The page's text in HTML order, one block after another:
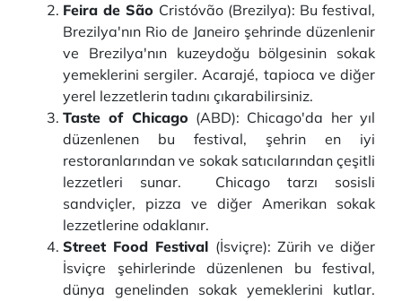
Feira de São Cristóvão (Brezilya): Bu festival,
Brezilya'nın Rio de Janeiro şehrinde düzenlenir
ve Brezilya'nın kuzeydoğu bölgesinin sokak
yemeklerini sergiler. Acarajé, tapioca ve diğer
yerel lezzetlerin tadını çıkarabilirsiniz.
Taste of Chicago (ABD): Chicago'da her yıl
düzenlenen bu festival, şehrin en iyi
restoranlarından ve sokak satıcılarından çeşitli
lezzetleri sunar. Chicago tarzı sosisli
sandviçler, pizza ve diğer Amerikan sokak
lezzetlerine odaklanır.
Street Food Festival (İsviçre): Zürih ve diğer
İsviçre şehirlerinde düzenlenen bu festival,
dünya genelinden sokak yemeklerini kutlar.